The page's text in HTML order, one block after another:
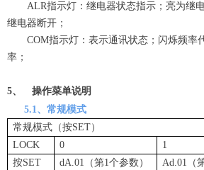
ALR指示灯：继电器状态指示；亮为继
继电器断开；
COM指示灯：表示通讯状态；闪烁频率
率；
5、
操作菜单说明
5.1、常规模式
常规模式（按SET）
LOCK
0 1
按SET
dA.01（第1个参数） Ad.01（